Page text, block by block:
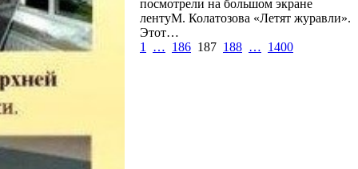
посмотрели на большом экране
лентуМ. Колатозова «Летят журавли».
Этот…
1
… 186 187 188 … 1400